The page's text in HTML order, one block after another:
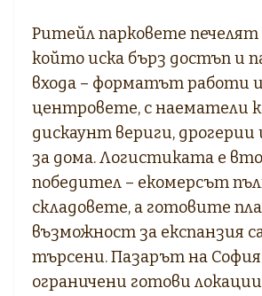
Ритейл парковете
който иска бърз достъп и
входа – форматът работи
центровете, с наематели
дискаунт вериги, дрогерии
за дома. Логистиката е
победител – екомерсът
складовете, а готовите
възможност за експанзия
търсени. Пазарът на
ограничени готови